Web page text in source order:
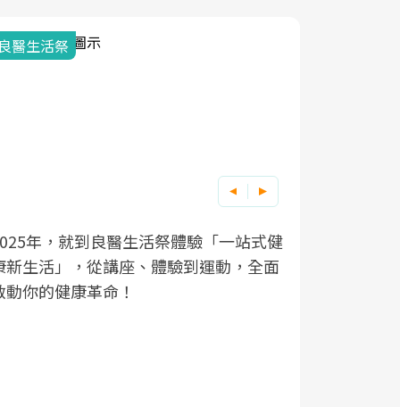
與健康韌性的距離
醫健康網從「換季的身體變化」出發，
過醫學觀點與日常感受的對話，建立對
健康的認知，進而引導實際的改善行